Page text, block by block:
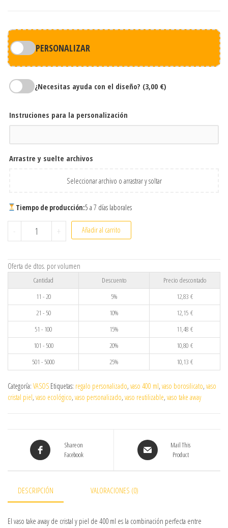
PERSONALIZAR
¿Necesitas ayuda con el diseño? (3,00 €)
Instruciones para la personalización
Arrastre y suelte archivos
Seleccionar archivo o arrastrar y soltar
Tiempo de producción:5 a 7 días laborales
- Vaso take away cristal y piel 400 ml personalizado elegante
+ Añadir al carrito
Oferta de dtos. por volumen
Cantidad Descuento
Precio descontado
11 - 20
5% 12,83 €
21 - 50
10% 12,15 €
51 - 100
15% 11,48 €
101 - 500
20% 10,80 €
501 - 5000
25% 10,13 €
Categoría: VASOS Etiquetas: regalo personalizado, vaso 400 ml, vaso borosilicato, vaso
cristal piel, vaso ecológico, vaso personalizado, vaso reutilizable, vaso take away
Share on
Facebook
Mail This
Product
DESCRIPCIÓN VALORACIONES (0)
El vaso take away de cristal y piel de 400 ml es la combinación perfecta entre